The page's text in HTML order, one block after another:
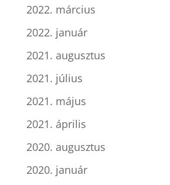
2022. március
2022. január
2021. augusztus
2021. július
2021. május
2021. április
2020. augusztus
2020. január